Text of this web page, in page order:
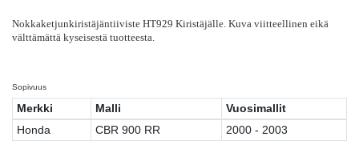
Nokkaketjunkiristäjäntiiviste HT929 Kiristäjälle. Kuva viitteellinen eikä
välttämättä kyseisestä tuotteesta.
Sopivuus
Merkki Malli
Vuosimallit
Honda
CBR 900 RR 2000 - 2003